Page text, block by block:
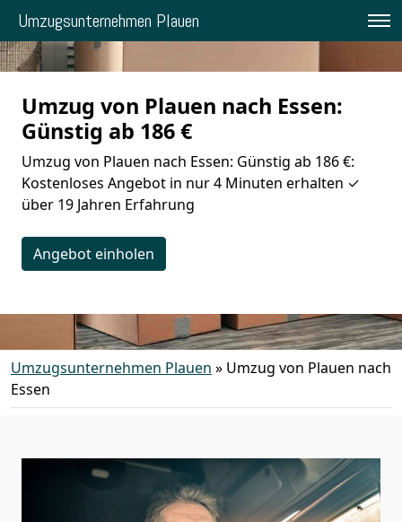
Umzugsunternehmen Plauen
Umzug von Plauen nach Essen:
Günstig ab 186 €
Umzug von Plauen nach Essen: Günstig ab 186 €:
Kostenloses Angebot in nur 4 Minuten erhalten ✓
über 19 Jahren Erfahrung
Angebot einholen
Umzugsunternehmen Plauen » Umzug von Plauen nach
Essen